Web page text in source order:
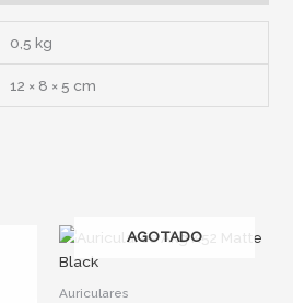
0,5 kg
12 × 8 × 5 cm
AGOTADO
Auriculares